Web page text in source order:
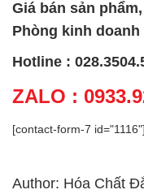
Giá bán sản
Phòng kinh doanh
Hotline :
ZALO :
[contact-form-7 id="1116"]
Author: Hóa Chất